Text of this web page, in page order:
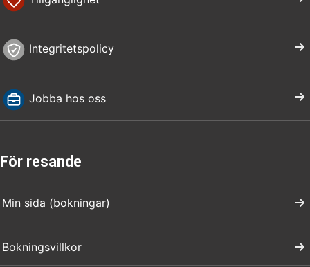
Integritetspolicy
Jobba hos oss
För resande
Min sida (bokningar)
Bokningsvillkor